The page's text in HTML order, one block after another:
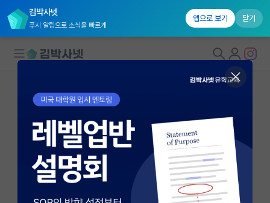
김박사넷
푸시 알림으로 소식을 빠르게
앱으로 보기 닫기
대학원생 모집
국내대학원 정보
연구실&오픈랩
연구실&오픈랩 홈
오픈랩 전체보기